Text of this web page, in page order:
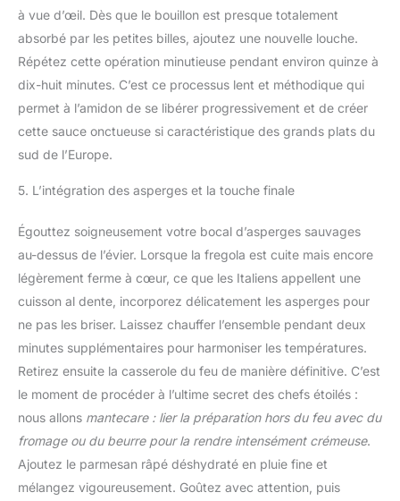
à vue d’œil. Dès que le bouillon est presque totalement
absorbé par les petites billes, ajoutez une nouvelle louche.
Répétez cette opération minutieuse pendant environ quinze à
dix-huit minutes. C’est ce processus lent et méthodique qui
permet à l’amidon de se libérer progressivement et de créer
cette sauce onctueuse si caractéristique des grands plats du
sud de l’Europe.
5. L’intégration des asperges et la touche finale
Égouttez soigneusement votre bocal d’asperges sauvages
au-dessus de l’évier. Lorsque la fregola est cuite mais encore
légèrement ferme à cœur, ce que les Italiens appellent une
cuisson al dente, incorporez délicatement les asperges pour
ne pas les briser. Laissez chauffer l’ensemble pendant deux
minutes supplémentaires pour harmoniser les températures.
Retirez ensuite la casserole du feu de manière définitive. C’est
le moment de procéder à l’ultime secret des chefs étoilés :
nous allons mantecare : lier la préparation hors du feu avec du
fromage ou du beurre pour la rendre intensément crémeuse.
Ajoutez le parmesan râpé déshydraté en pluie fine et
mélangez vigoureusement. Goûtez avec attention, puis